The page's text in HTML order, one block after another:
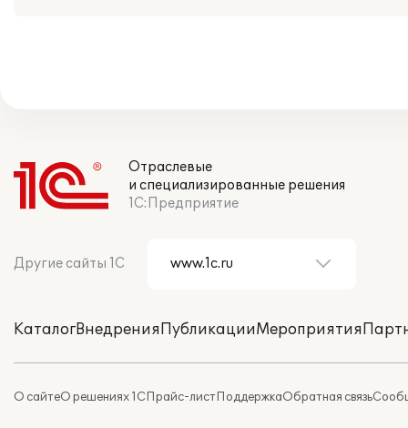
Отраслевые
и специализированные решения
1С:Предприятие
Другие сайты 1С
КаталогВнедренияПубликацииМероприятия
О сайтеО решениях 1СПрайс-листПоддержкаОбратная связь